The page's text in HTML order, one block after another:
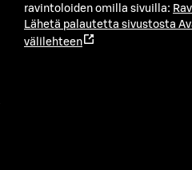
ravintoloiden omilla sivuilla:
Lähetä palautetta sivustosta
välilehteen